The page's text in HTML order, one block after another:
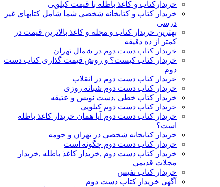
خریدارکتاب و کاغذ باطله با قیمت کیلویی
خریدار کتاب و کتابخانه شخصی شما شامل کتابهای غیر
درسی
بهترین خریدار کتاب و مجله و کاغذ بالاترین قیمت در
کمتر از ده دقیقه
خریدار کتاب دست دوم در شمال تهران
خریدار کتاب کیست؟ و روش قیمت گذاری کتاب دست
دوم
خریدار کتاب دست دوم در انقلاب
خریدار کتاب دست دوم شبانه روزی
خریدار کتاب خطی ,دست نویس و عتیقه
خریدار کتاب دست دوم کیلویی
خریدار کتاب دست دوم آیا همان خریدار کاغذ باطله
است؟
خریدار کتابخانه شخصی در تهران و حومه
خریدار کتاب دست دوم چگونه است
خریدار کتاب دست دوم ,خریدار کاغذ باطله ,خریدار
مجلات قدیمی
خریدار کتاب نفیس
آگهی خریدار کتاب دست دوم